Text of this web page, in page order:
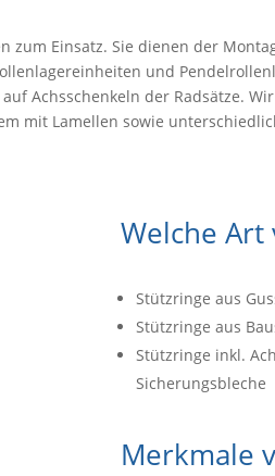
Einsatz. Sie dienen der
und
Achsschenkeln der Radsätze.
mit Lamellen sowie
Welche Art
Stützringe aus
Stützringe aus
Stützringe inkl.
Sicherungsbleche
Merkmale